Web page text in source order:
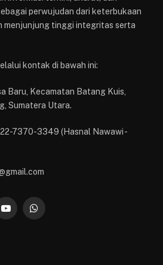
perwujudan dari keterbukaan
menjunjung tinggi integritas serta
kontak di bawah ini:
Baru, Kecamatan Batang Kuis,
Sumatera Utara.
7370-3349 (Hasnal Nawawi -
YouTubeWhatsApp